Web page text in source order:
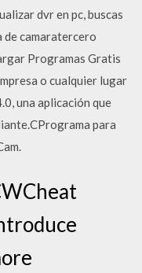
dvr en pc, buscas
de camaratercero
Programas Gratis
o cualquier lugar
una aplicación que
para